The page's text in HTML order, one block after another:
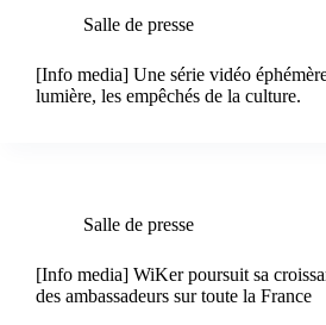
Salle de presse
[Info media] Une série vidéo
lumière, les empêchés de la culture.
Salle de presse
[Info media] WiKer poursuit sa
des ambassadeurs sur toute la France